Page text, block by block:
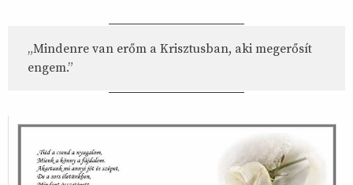
„Mindenre van erőm a Krisztusban, aki megerősít
engem.”